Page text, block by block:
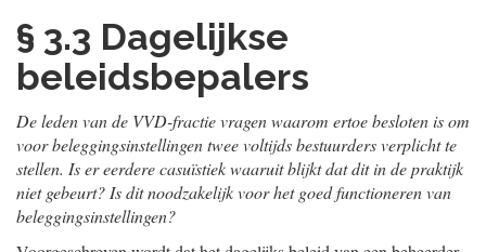
§ 3.3 Dagelijkse
beleidsbepalers
De leden van de VVD-fractie vragen waarom ertoe besloten is om
voor beleggingsinstellingen twee voltijds bestuurders verplicht te
stellen. Is er eerdere casuïstiek waaruit blijkt dat dit in de praktijk
niet gebeurt? Is dit noodzakelijk voor het goed functioneren van
beleggingsinstellingen?